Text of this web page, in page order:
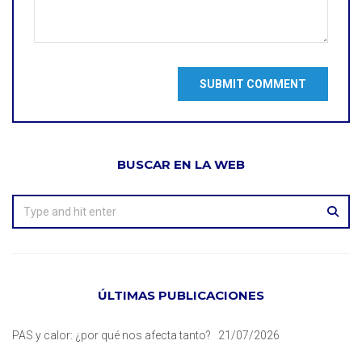
BUSCAR EN LA WEB
ÚLTIMAS PUBLICACIONES
PAS y calor: ¿por qué nos afecta tanto?
21/07/2026